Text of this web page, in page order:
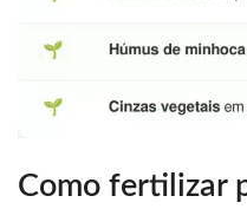
Como fertilizar